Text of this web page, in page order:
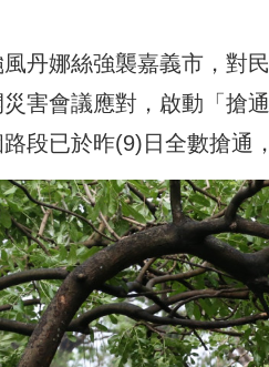
風丹娜絲強襲嘉義市，對
災害會議應對，啟動「搶
段已於昨(9)日全數搶通